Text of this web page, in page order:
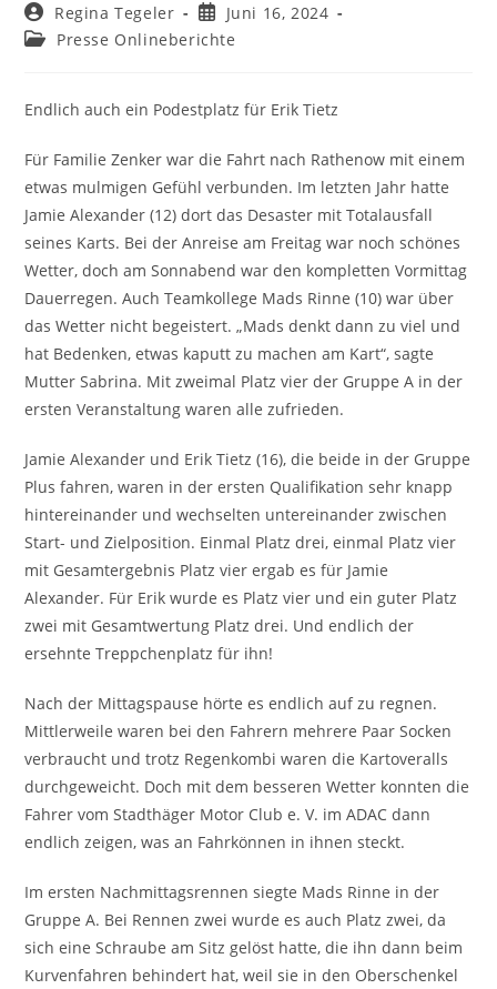
Beitrags-
Autor:
Regina Tegeler
Beitrag
veröffentlicht:
Juni 16, 2024
Beitrags-
Presse Onlineberichte
Endlich auch ein Podestplatz für Erik Tietz
Für Familie Zenker war die Fahrt nach Rathenow mit einem
etwas mulmigen Gefühl verbunden. Im letzten Jahr hatte
Jamie Alexander (12) dort das Desaster mit Totalausfall
seines Karts. Bei der Anreise am Freitag war noch schönes
Wetter, doch am Sonnabend war den kompletten Vormittag
Dauerregen. Auch Teamkollege Mads Rinne (10) war über
das Wetter nicht begeistert. „Mads denkt dann zu viel und
hat Bedenken, etwas kaputt zu machen am Kart“, sagte
Mutter Sabrina. Mit zweimal Platz vier der Gruppe A in der
ersten Veranstaltung waren alle zufrieden.
Jamie Alexander und Erik Tietz (16), die beide in der Gruppe
Plus fahren, waren in der ersten Qualifikation sehr knapp
hintereinander und wechselten untereinander zwischen
Start- und Zielposition. Einmal Platz drei, einmal Platz vier
mit Gesamtergebnis Platz vier ergab es für Jamie
Alexander. Für Erik wurde es Platz vier und ein guter Platz
zwei mit Gesamtwertung Platz drei. Und endlich der
ersehnte Treppchenplatz für ihn!
Nach der Mittagspause hörte es endlich auf zu regnen.
Mittlerweile waren bei den Fahrern mehrere Paar Socken
verbraucht und trotz Regenkombi waren die Kartoveralls
durchgeweicht. Doch mit dem besseren Wetter konnten die
Fahrer vom Stadthäger Motor Club e. V. im ADAC dann
endlich zeigen, was an Fahrkönnen in ihnen steckt.
Im ersten Nachmittagsrennen siegte Mads Rinne in der
Gruppe A. Bei Rennen zwei wurde es auch Platz zwei, da
sich eine Schraube am Sitz gelöst hatte, die ihn dann beim
Kurvenfahren behindert hat, weil sie in den Oberschenkel